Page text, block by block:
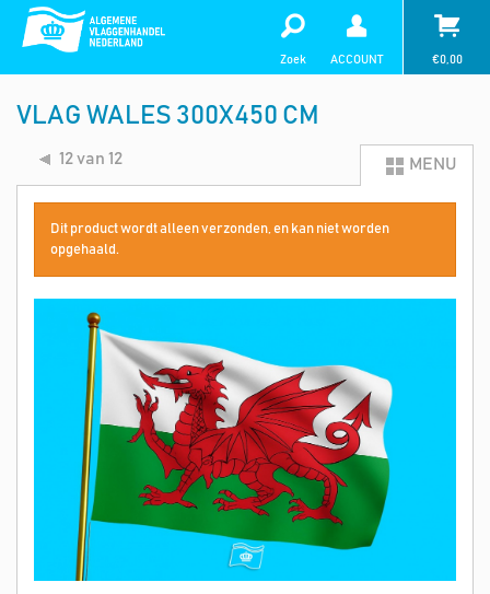
Zoek ACCOUNT €0,00
VLAG WALES 300X450 CM
12 van 12 MENU
Dit product wordt alleen verzonden, en kan niet worden
opgehaald.